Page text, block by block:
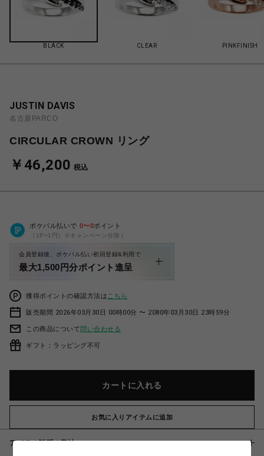
BLACK CLEAR PINKFINISH
JUSTIN DAVIS
名古屋PARCO
CIRCULAR CROWN リング
￥46,200 税込
ポケパル払いで 0〜0ポイント
（1P=1円）※キャンペーン分除く
会員登録後、ポケパル払い初回登録&利用で
最大1,500円分ポイント進呈
獲得ポイントの確認方法は こちら
販売期間 2026年03月30日 00時00分 〜 2080年03月30日 23時59分
この商品について問い合わせる
ギフト：ラッピング不可
カートに入れる
お気に入りアイテムに追加
アイテム説明 / 素材